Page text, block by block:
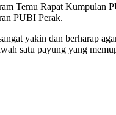
Temu Rapat Kumpulan
PUBI Perak.
yakin dan berharap
satu payung yang